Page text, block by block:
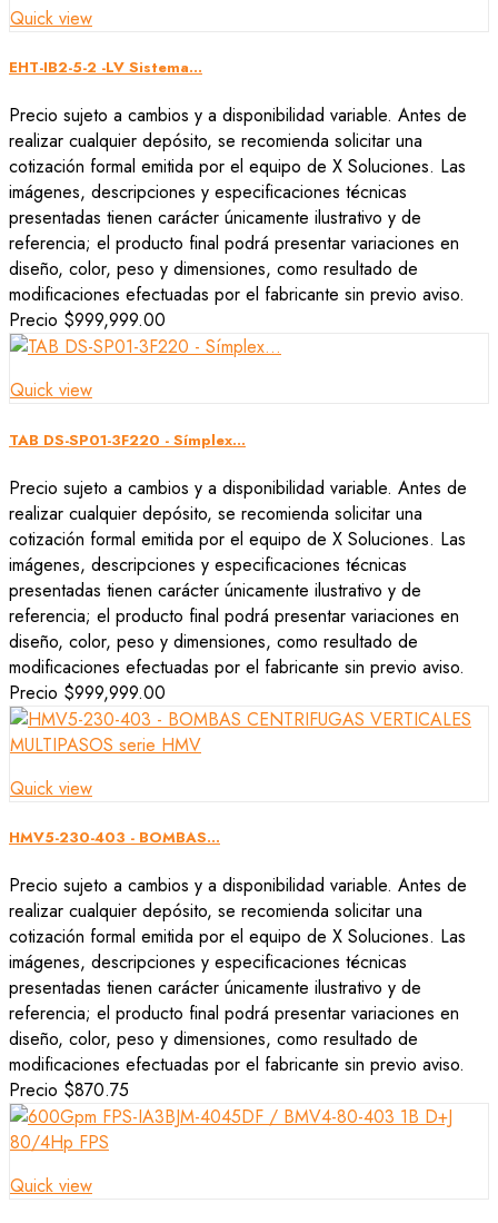
Quick view
EHT-IB2-5-2 -LV Sistema...
Precio sujeto a cambios y a disponibilidad variable. Antes de
realizar cualquier depósito, se recomienda solicitar una
cotización formal emitida por el equipo de X Soluciones. Las
imágenes, descripciones y especificaciones técnicas
presentadas tienen carácter únicamente ilustrativo y de
referencia; el producto final podrá presentar variaciones en
diseño, color, peso y dimensiones, como resultado de
modificaciones efectuadas por el fabricante sin previo aviso.
Precio $999,999.00
Quick view
TAB DS-SP01-3F220 - Símplex...
Precio sujeto a cambios y a disponibilidad variable. Antes de
realizar cualquier depósito, se recomienda solicitar una
cotización formal emitida por el equipo de X Soluciones. Las
imágenes, descripciones y especificaciones técnicas
presentadas tienen carácter únicamente ilustrativo y de
referencia; el producto final podrá presentar variaciones en
diseño, color, peso y dimensiones, como resultado de
modificaciones efectuadas por el fabricante sin previo aviso.
Precio $999,999.00
Quick view
HMV5-230-403 - BOMBAS...
Precio sujeto a cambios y a disponibilidad variable. Antes de
realizar cualquier depósito, se recomienda solicitar una
cotización formal emitida por el equipo de X Soluciones. Las
imágenes, descripciones y especificaciones técnicas
presentadas tienen carácter únicamente ilustrativo y de
referencia; el producto final podrá presentar variaciones en
diseño, color, peso y dimensiones, como resultado de
modificaciones efectuadas por el fabricante sin previo aviso.
Precio $870.75
Quick view